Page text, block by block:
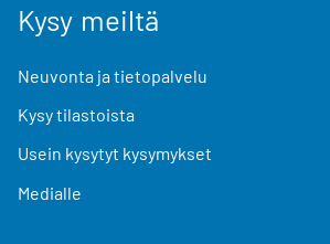
Kysy meiltä
Neuvonta ja tietopalvelu
Kysy tilastoista
Usein kysytyt kysymykset
Medialle